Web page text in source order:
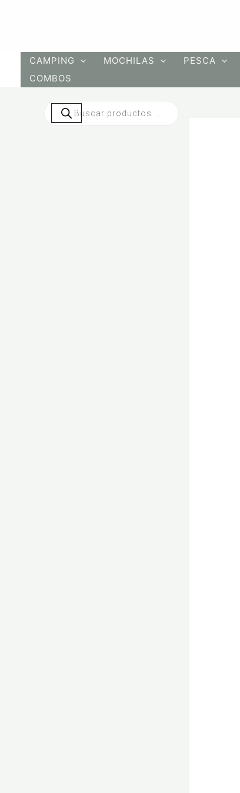
CAMPING MOCHILAS PESCA
COMBOS
Búsqueda
productos